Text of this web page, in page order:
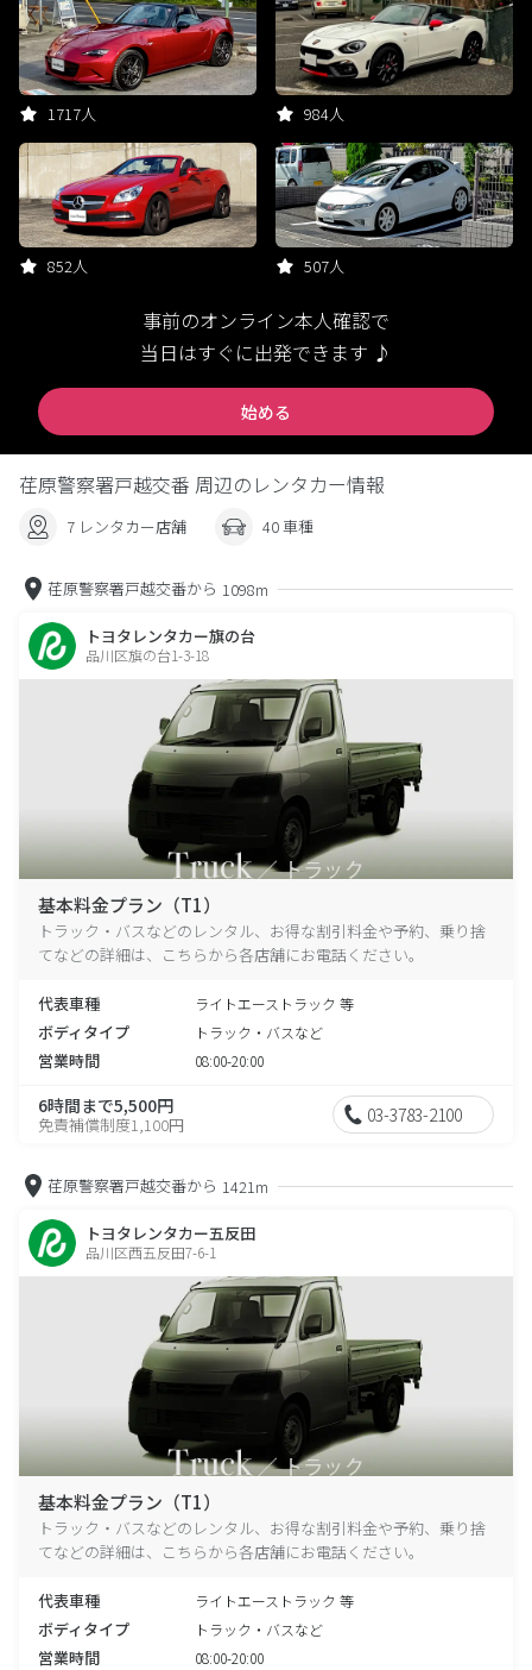
1717人 984人
852人 507人
事前のオンライン本人確認で
当日はすぐに出発できます ♪
始める
荏原警察署戸越交番 周辺のレンタカー情報
7 レンタカー店舗 40 車種
荏原警察署戸越交番から 1098m
トヨタレンタカー旗の台
品川区旗の台1-3-18
基本料金プラン（T1）
トラック・バスなどのレンタル、お得な割引料金や予約、乗り捨
てなどの詳細は、こちらから各店舗にお電話ください。
代表車種 ライトエーストラック 等
ボディタイプ トラック・バスなど
営業時間 08:00-20:00
6時間まで5,500円
免責補償制度1,100円 03-3783-2100
荏原警察署戸越交番から 1421m
トヨタレンタカー五反田
品川区西五反田7-6-1
基本料金プラン（T1）
トラック・バスなどのレンタル、お得な割引料金や予約、乗り捨
てなどの詳細は、こちらから各店舗にお電話ください。
代表車種 ライトエーストラック 等
ボディタイプ トラック・バスなど
営業時間 08:00-20:00